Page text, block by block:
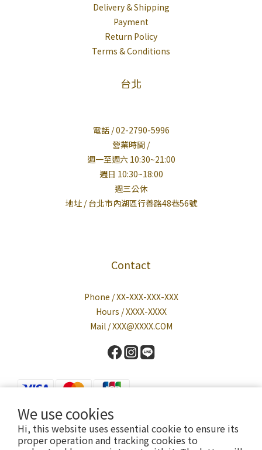
We use cookies
Hi, this website uses essential cookie to ensure its
proper operation and tracking cookies to
Delivery & Shipping
Payment
Return Policy
Terms & Conditions
台北
電話 / 02-2790-5996
營業時間 /
週一至週六 10:30~21:00
週日 10:30~18:00
週三公休
地址 / 台北市內湖區行善路48巷56號
Contact
Phone / XX-XXX-XXX-XXX
Hours / XXXX-XXXX
Mail / XXX@XXXX.COM
Powered by Cavalier